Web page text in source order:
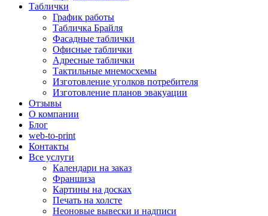
Таблички
График работы
Табличка Брайля
Фасадные таблички
Офисные таблички
Адресные таблички
Тактильные мнемосхемы
Изготовление уголков потребителя
Изготовление планов эвакуации
Отзывы
О компании
Блог
web-to-print
Контакты
Все услуги
Календари на заказ
Франшиза
Картины на досках
Печать на холсте
Неоновые вывески и надписи